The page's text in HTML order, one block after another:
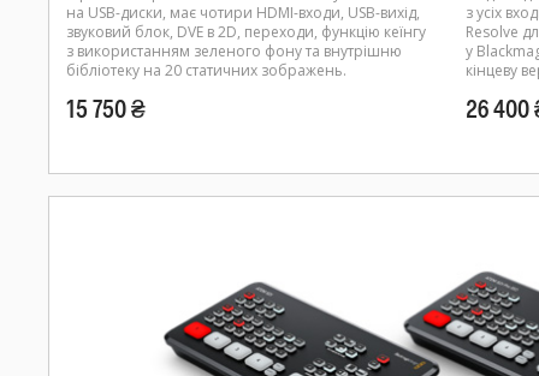
на USB-диски, має чотири HDMI-входи, USB-вихід,
звуковий блок, DVE в 2D, переходи, функцію кеїнгу
з використанням зеленого фону та внутрішню
бібліотеку на 20 статичних зображень.
15 750 ₴
з усіх
Resolve
у
кінцеву
26 400